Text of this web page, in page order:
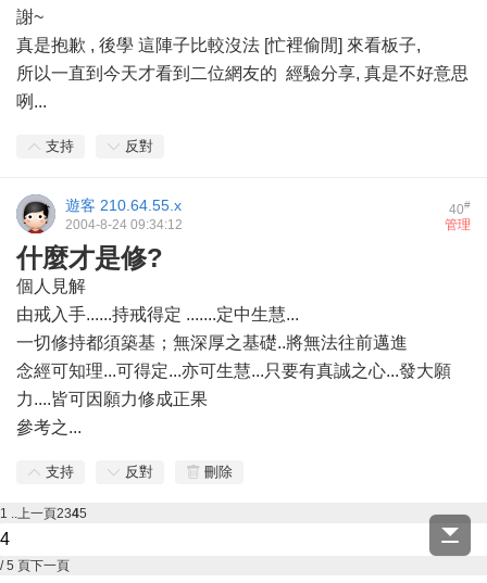
謝~
真是抱歉 , 後學 這陣子比較沒法 [忙裡偷閒] 來看板子,
所以一直到今天才看到二位網友的 經驗分享, 真是不好意思
咧...
支持 反對
40#
遊客 210.64.55.x
管理
2004-8-24 09:34:12
什麼才是修?
個人見解
由戒入手......持戒得定 .......定中生慧...
一切修持都須築基；無深厚之基礎..將無法往前邁進
念經可知理...可得定...亦可生慧...只要有真誠之心...發大願
力....皆可因願力修成正果
參考之...
支持 反對 刪除
1 ..上一頁2345
/ 5 頁下一頁